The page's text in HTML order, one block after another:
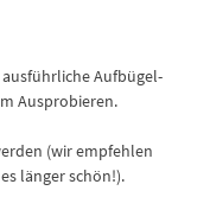
Aufbügel-
Ausprobieren.
(wir empfehlen
länger schön!).